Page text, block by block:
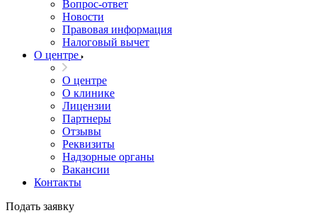
Вопрос-ответ
Новости
Правовая информация
Налоговый вычет
О центре
О центре
О клинике
Лицензии
Партнеры
Отзывы
Реквизиты
Надзорные органы
Вакансии
Контакты
Подать заявку